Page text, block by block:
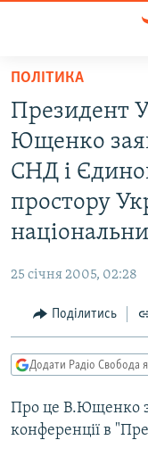
Перейти
основного
матеріалу
Перейти
до
основної
навігації
до
ВСЕ ЗА ДОБУ
СТАТТІ
ЕКОНОМІКА
СПОРТ
УКРАЇНА
РОСІЙСЬКА
ТИ ЯК?
СХЕМИ
МУЛЬТИМЕДІА
ПОЛІТИКА
Президент
Ющенко
СНД і
простору
25 січня 2005, 02:28
Поділитись
Додати Радіо Свобода
Про це В.Ющенко
конференції в